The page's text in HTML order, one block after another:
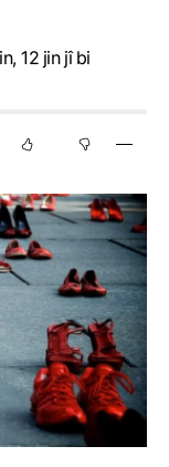
12 jin jî bi